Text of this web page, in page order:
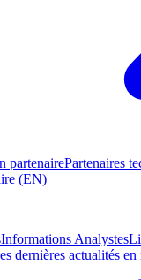
partenairePartenaires
(EN)
Informations Analystes
dernières actualités en